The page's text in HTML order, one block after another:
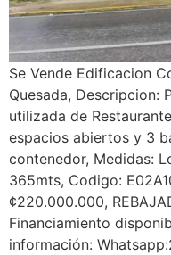
Se Vende Edificacion
Quesada, Descripcion:
utilizada de
espacios abiertos y 3
contenedor, Medidas:
365mts, Codigo:
¢220.000.000,
Financiamiento
información: